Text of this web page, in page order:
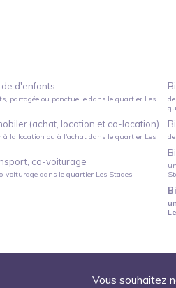
d'enfants
partagée ou ponctuelledans le quartier Les
(achat, location et co-location)
à la location ou à l'achatdans le quartier Les
co-voiturage
voituragedans le quartier Les Stades
Vous souhaitez